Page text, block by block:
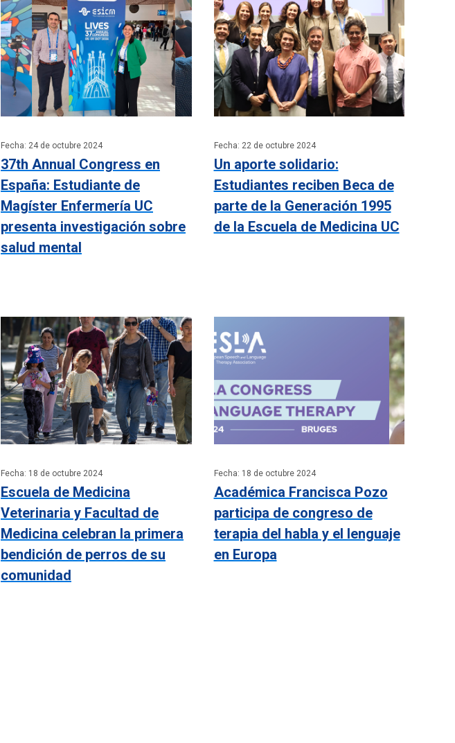
Fecha: 24 de octubre 2024
37th Annual Congress en
España: Estudiante de
Magíster Enfermería UC
presenta investigación sobre
salud mental
Fecha: 22 de octubre 2024
Un aporte solidario:
Estudiantes reciben Beca de
parte de la Generación 1995
de la Escuela de Medicina UC
Fecha: 18 de octubre 2024
Escuela de Medicina
Veterinaria y Facultad de
Medicina celebran la primera
bendición de perros de su
comunidad
Fecha: 18 de octubre 2024
Académica Francisca Pozo
participa de congreso de
terapia del habla y el lenguaje
en Europa